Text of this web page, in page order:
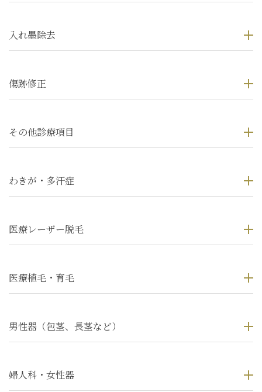
入れ墨除去
傷跡修正
その他診療項目
わきが・多汗症
医療レーザー脱毛
医療植毛・育毛
男性器（包茎、長茎など）
婦人科・女性器